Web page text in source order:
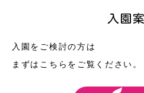
入園
入園をご検討の方は
まずはこちらをご覧ください。